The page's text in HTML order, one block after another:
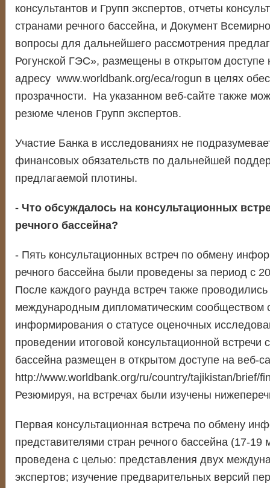
консультантов и Групп экспертов, отчеты
странами речного бассейна, и Документ
вопросы для дальнейшего рассмотрения
Рогунской ГЭС», размещены в открытом доступе
адресу www.worldbank.org/eca/rogun в целях
прозрачности. На указанном веб-сайте также
резюме членов Групп экспертов.
Участие Банка в исследованиях не
финансовых обязательств по дальнейшей
предлагаемой плотины.
- Что обсуждалось на консультационных
речного бассейна?
- Пять консультационных встреч по обмену
речного бассейна были проведены за период с
После каждого раунда встреч также проводились
международным дипломатическим сообществом
информирования о статусе оценочных
проведении итоговой консультационной встречи
бассейна размещен в открытом доступе на веб-
http://www.worldbank.org/ru/country/tajikistan/brief/
Резюмируя, на встречах были изучены
Первая консультационная встреча по обмену
представителями стран речного бассейна (17-19
проведена с целью: представления двух
экспертов; изучение предварительных версий